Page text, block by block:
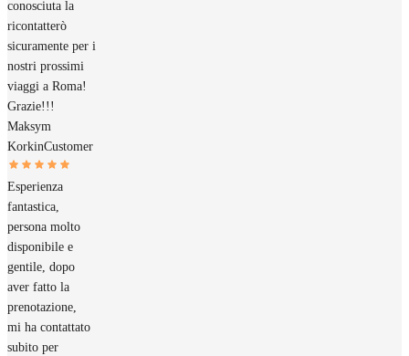
conosciuta la
ricontatterò
sicuramente per i
nostri prossimi
viaggi a Roma!
Grazie!!!
Maksym
KorkinCustomer
Esperienza
fantastica,
persona molto
disponibile e
gentile, dopo
aver fatto la
prenotazione,
mi ha contattato
subito per